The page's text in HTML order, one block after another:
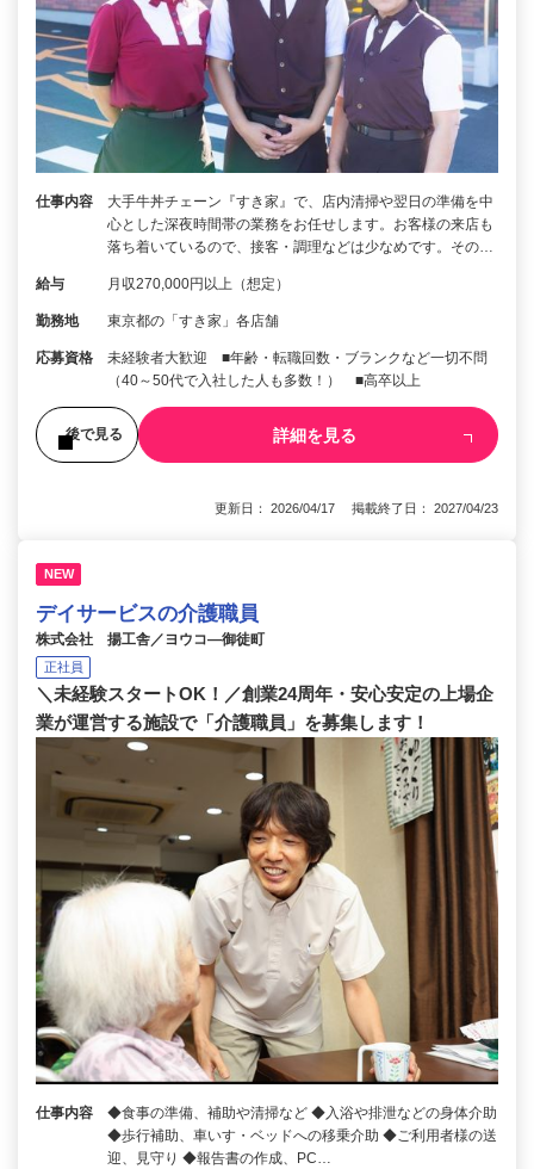
仕事内容
大手牛丼チェーン『すき家』で、店内清掃や翌日の準備を中
心とした深夜時間帯の業務をお任せします。お客様の来店も
落ち着いているので、接客・調理などは少なめです。その…
給与 月収270,000円以上（想定）
勤務地 東京都の「すき家」各店舗
応募資格
未経験者大歓迎 ■年齢・転職回数・ブランクなど一切不問
（40～50代で入社した人も多数！） ■高卒以上
後で見る 詳細を見る
更新日： 2026/04/17 掲載終了日： 2027/04/23
NEW
デイサービスの介護職員
株式会社 揚工舎／ヨウコ―御徒町
正社員
＼未経験スタートOK！／創業24周年・安心安定の上場企
業が運営する施設で「介護職員」を募集します！
仕事内容
◆食事の準備、補助や清掃など ◆入浴や排泄などの身体介助
◆歩行補助、車いす・ベッドへの移乗介助 ◆ご利用者様の送
迎、見守り ◆報告書の作成、PC…